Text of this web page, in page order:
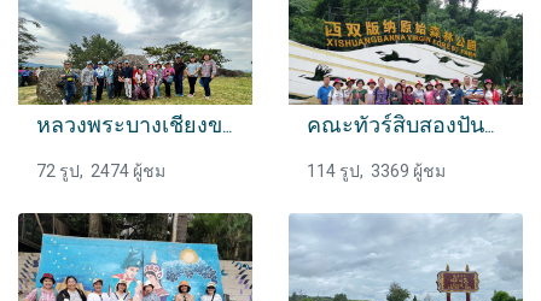
หลวงพระบางเชียงขวาง
72 รูป, 2474 ผู้ชม
คณะทัวร์สิบสองปันนา
114 รูป, 3369 ผู้ชม